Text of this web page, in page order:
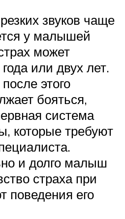
звуков чаще
у малышей
может
или двух лет.
этого
бояться,
система
которые требуют
и долго малыш
страха при
поведения его